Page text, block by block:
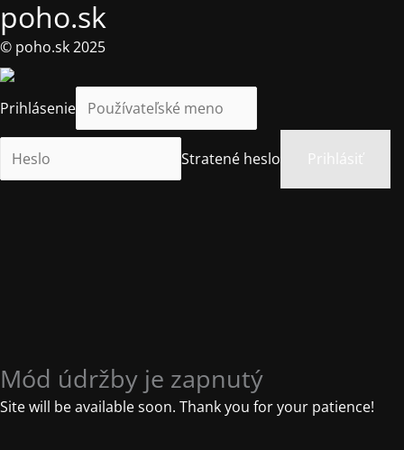
poho.sk
Mód údržby je zapnutý
Site will be available soon. Thank you for your patience!
© poho.sk 2025
Prihlásenie
Stratené heslo